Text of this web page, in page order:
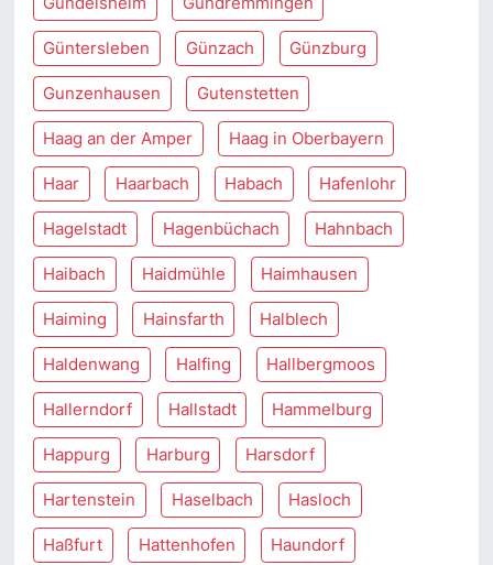
Güntersleben Günzach Günzburg
Gunzenhausen Gutenstetten
Haag an der Amper Haag in Oberbayern
Haar Haarbach Habach Hafenlohr
Hagelstadt Hagenbüchach Hahnbach
Haibach Haidmühle Haimhausen
Haiming Hainsfarth Halblech
Haldenwang Halfing Hallbergmoos
Hallerndorf Hallstadt Hammelburg
Happurg Harburg Harsdorf
Hartenstein Haselbach Hasloch
Haßfurt Hattenhofen Haundorf